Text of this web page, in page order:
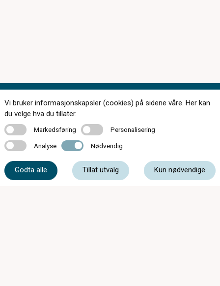
174 butikker over hele landet
Om c)optikk
Vi bruker informasjonskapsler (cookies) på sidene våre. Her kan
du velge hva du tillater.
MarkedsføringMarkedsføring PersonaliseringPersonalisering
Analyse Analyse Nødvendig Nødvendig
Godta alle Tillat utvalg Kun nødvendige